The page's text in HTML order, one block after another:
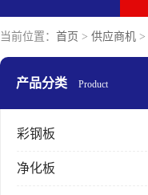
当前位置： 首页 > 供应商机 >
产品分类 Product
彩钢板
净化板